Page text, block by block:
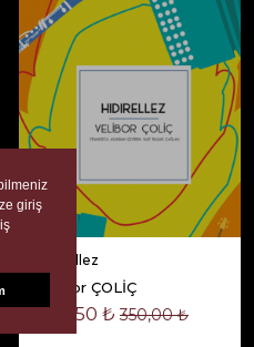
giriş
Hıdırellez
Velibor ÇOLİÇ
262,50 ₺ 350,00 ₺